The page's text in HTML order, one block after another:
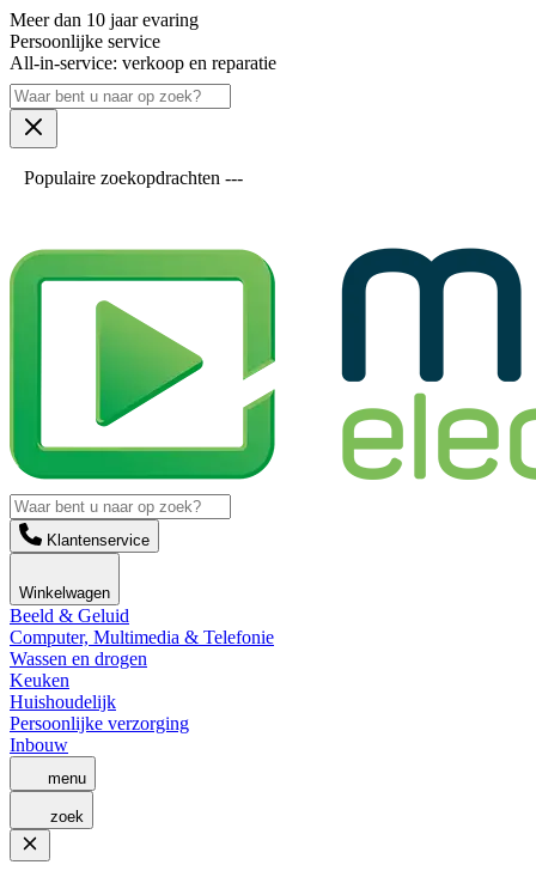
Meer dan 10 jaar evaring
Persoonlijke service
All-in-service: verkoop en reparatie
Populaire zoekopdrachten ---
Klantenservice
Winkelwagen
Beeld & Geluid
Computer, Multimedia & Telefonie
Wassen en drogen
Keuken
Huishoudelijk
Persoonlijke verzorging
Inbouw
menu
zoek